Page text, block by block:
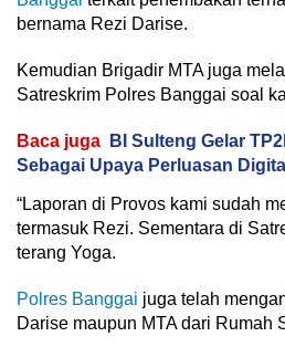
bernama Rezi Darise.
Kemudian Brigadir MTA juga
Satreskrim Polres Banggai soal
Baca juga
BI Sulteng Gelar
Sebagai Upaya Perluasan
“Laporan di Provos kami sudah
termasuk Rezi. Sementara di
terang Yoga.
Polres Banggai juga telah
Darise maupun MTA dari Rumah